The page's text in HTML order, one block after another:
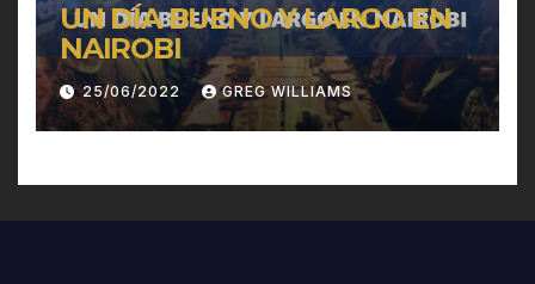
UN DÍA BUENO Y LARGO EN
NAIROBI
25/06/2022 GREG WILLIAMS